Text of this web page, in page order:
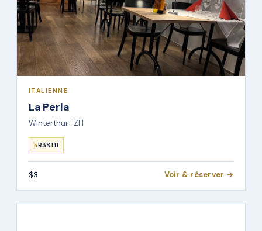
ITALIENNE
La Perla
Winterthur · ZH
5R3STO
$$ Voir & réserver →